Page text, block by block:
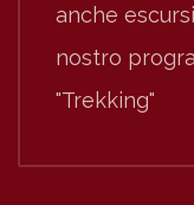
anche
nostro
"Trekking"